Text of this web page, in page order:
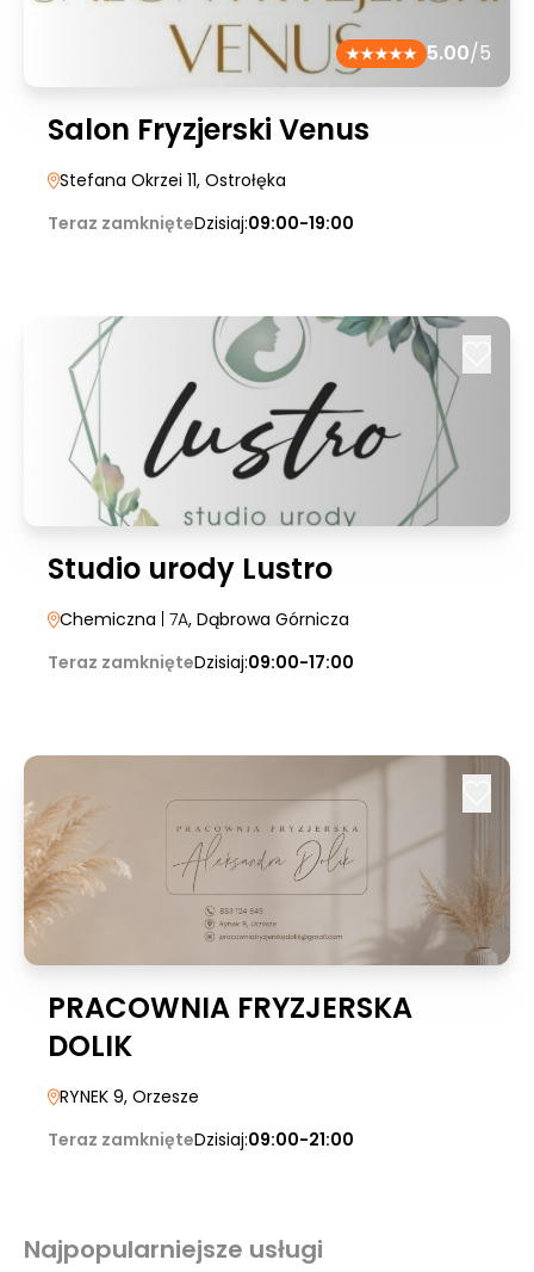
5.00/5
Salon Fryzjerski Venus
Stefana Okrzei 11, Ostrołęka
Teraz zamknięteDzisiaj:09:00-19:00
Studio urody Lustro
Chemiczna | 7A, Dąbrowa Górnicza
Teraz zamknięteDzisiaj:09:00-17:00
PRACOWNIA FRYZJERSKA
DOLIK
RYNEK 9, Orzesze
Teraz zamknięteDzisiaj:09:00-21:00
Najpopularniejsze usługi